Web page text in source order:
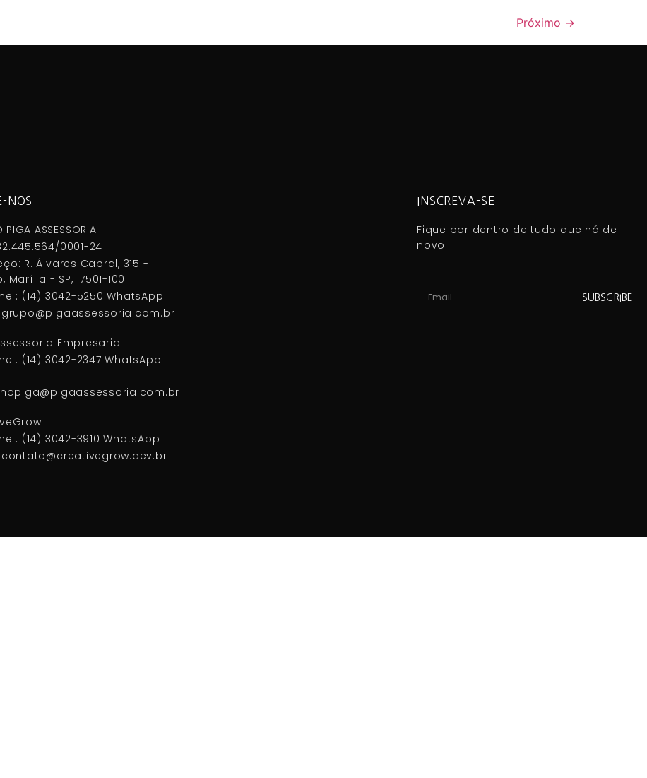
Próximo →
NOS
PIGA ASSESSORIA
0001-24
R. Álvares Cabral, 315 -
Marília - SP, 17501-100
: (14) 3042-5250 WhatsApp
grupo@pigaassessoria.com.br
Empresarial
: (14) 3042-2347 WhatsApp
: (14) 3042-3910 WhatsApp
contato@creativegrow.dev.br
INSCREVA-SE
Fique por dentro de tudo que há de
novo!
SUBSCRIBE